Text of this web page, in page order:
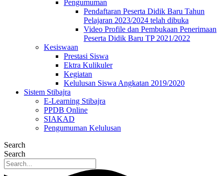
Pengumuman
Pendaftaran Peserta Didik Baru Tahun
Pelajaran 2023/2024 telah dibuka
Video Profile dan Pembukaan Penerimaan
Peserta Didik Baru TP 2021/2022
Kesiswaan
Prestasi Siswa
Ektra Kulikuler
Kegiatan
Kelulusan Siswa Angkatan 2019/2020
Sistem Stibajra
E-Learning Stibajra
PPDB Online
SIAKAD
Pengumuman Kelulusan
Search
Search